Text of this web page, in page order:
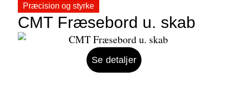
Præcision og styrke
CMT Fræsebord u. skab
Se detaljer